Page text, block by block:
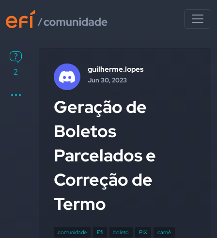
2 guilherme.lopes
Jun 30, 2023
Geração de
Boletos
Parcelados e
Correção de
Termo
comunidade Efí boleto PIX
carnê